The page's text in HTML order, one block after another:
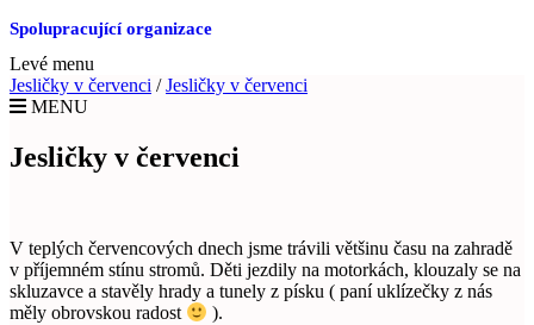
Spolupracující organizace
Levé menu
Jesličky v červenci /Jesličky v červenci
MENU
Jesličky v červenci
V teplých červencových dnech jsme trávili většinu času na zahradě
v příjemném stínu stromů. Děti jezdily na motorkách, klouzaly se na
skluzavce a stavěly hrady a tunely z písku ( paní uklízečky z nás
měly obrovskou radost
).